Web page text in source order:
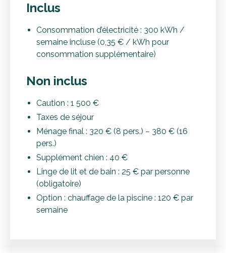
Inclus
Consommation d’électricité : 300 kWh /
semaine incluse (0,35 € / kWh pour
consommation supplémentaire)
Non inclus
Caution : 1 500 €
Taxes de séjour
Ménage final : 320 € (8 pers.) – 380 € (16
pers.)
Supplément chien : 40 €
Linge de lit et de bain : 25 € par personne
(obligatoire)
Option : chauffage de la piscine : 120 € par
semaine